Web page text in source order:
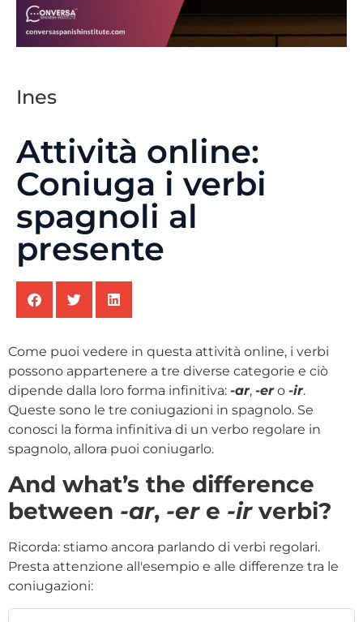
Ines
Attività online:
Coniuga i verbi
spagnoli al
presente
Come puoi vedere in questa attività online, i verbi
possono appartenere a tre diverse categorie e ciò
dipende dalla loro forma infinitiva: -ar, -er o -ir.
Queste sono le tre coniugazioni in spagnolo. Se
conosci la forma infinitiva di un verbo regolare in
spagnolo, allora puoi coniugarlo.
And what’s the difference
between -ar, -ere -irverbi?
Ricorda: stiamo ancora parlando di verbi regolari.
Presta attenzione all'esempio e alle differenze tra le
coniugazioni: